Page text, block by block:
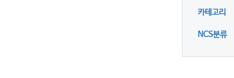
카테고리
NCS분류